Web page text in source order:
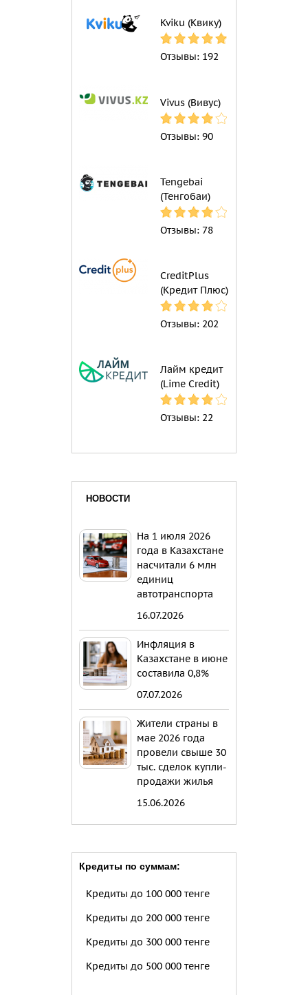
Kviku (Квику)
Отзывы: 192
Vivus (Вивус)
Отзывы: 90
Tengebai
(Тенгобаи)
Отзывы: 78
CreditPlus
(Кредит Плюс)
Отзывы: 202
Лайм кредит
(Lime Credit)
Отзывы: 22
НОВОСТИ
На 1 июля 2026
года в Казахстане
насчитали 6 млн
единиц
автотранспорта
16.07.2026
Инфляция в
Казахстане в июне
составила 0,8%
07.07.2026
Жители страны в
мае 2026 года
провели свыше 30
тыс. сделок купли-
продажи жилья
15.06.2026
Кредиты по суммам:
Кредиты до 100 000 тенге
Кредиты до 200 000 тенге
Кредиты до 300 000 тенге
Кредиты до 500 000 тенге